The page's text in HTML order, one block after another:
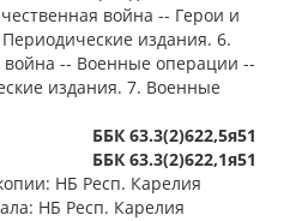
война -- Герои и
издания. 6.
война -- Военные операции --
издания. 7. Военные
ББК 63.3(2)622,5я51
ББК 63.3(2)622,1я51
НБ Респ. Карелия
НБ Респ. Карелия